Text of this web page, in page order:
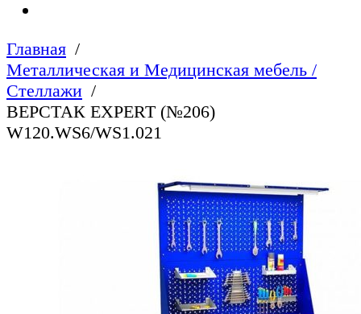
Главная
Металлическая и Медицинская мебель /
Стеллажи
ВЕРСТАК EXPERT (№206)
W120.WS6/WS1.021